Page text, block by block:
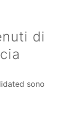
di
sono